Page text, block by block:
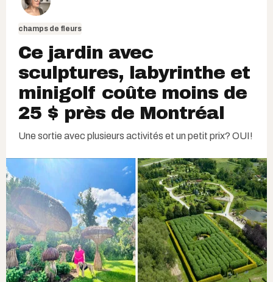
champs de fleurs
Ce jardin avec
sculptures, labyrinthe et
minigolf coûte moins de
25 $ près de Montréal
Une sortie avec plusieurs activités et un petit prix? OUI!